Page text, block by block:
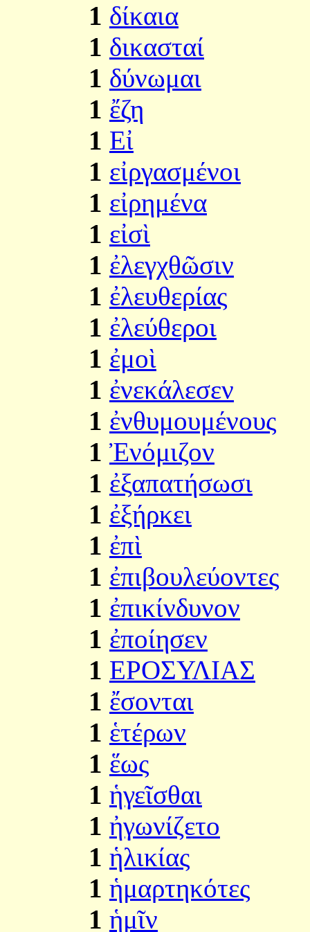
1 δίκαια
1 δικασταί
1 δύνωμαι
1 ἔζη
1 Εἰ
1 εἰργασμένοι
1 εἰρημένα
1 εἰσὶ
1 ἐλεγχθῶσιν
1 ἐλευθερίας
1 ἐλεύθεροι
1 ἐμοὶ
1 ἐνεκάλεσεν
1 ἐνθυμουμένους
1 Ἐνόμιζον
1 ἐξαπατήσωσι
1 ἐξήρκει
1 ἐπὶ
1 ἐπιβουλεύοντες
1 ἐπικίνδυνον
1 ἐποίησεν
1 ΕΡΟΣΥΛΙΑΣ
1 ἔσονται
1 ἑτέρων
1 ἕως
1 ἡγεῖσθαι
1 ἠγωνίζετο
1 ἡλικίας
1 ἡμαρτηκότες
1 ἡμῖν